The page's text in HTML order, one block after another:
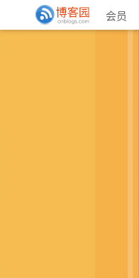
会员